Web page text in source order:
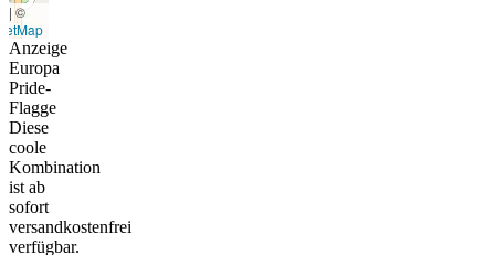
| ©
Anzeige
Europa
Pride-
Flagge
Diese
coole
Kombination
ist ab
sofort
versandkostenfrei
verfügbar.